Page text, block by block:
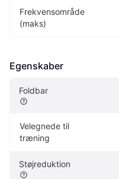
Frekvensområde
(maks)
Egenskaber
Foldbar
Velegnede til
træning
Støjreduktion